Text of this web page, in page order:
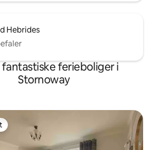
Hebrides
ferieboliger i
Stornoway